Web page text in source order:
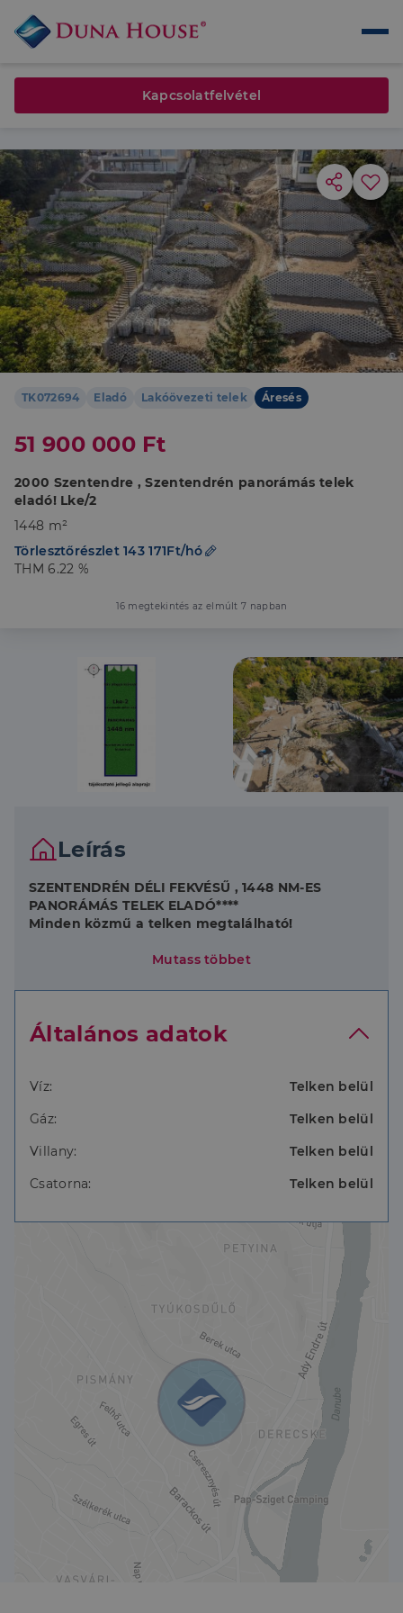
TK072694 Eladó Lakóövezeti telek Áresés
51 900 000 Ft
2000 Szentendre , Szentendrén panorámás telek
eladó! Lke/2
1448 m²
Törlesztőrészlet 143 171Ft/hó
THM 6.22 %
16 megtekintés az elmúlt 7 napban
Leírás
SZENTENDRÉN DÉLI FEKVÉSŰ , 1448 NM-ES
PANORÁMÁS TELEK ELADÓ****
Minden közmű a telken megtalálható!
Az eladó megcsinálta a földmunkák 80%-át.
A ház a telek felső részére tervezhető.
Kerítés van az utcafronton és a jobb oldali
Beépíthetőség 15%
Építési mód: szabadonálló
Keressen bizalommal!
Mutass többet
Általános adatok
Víz:
Telken belül
Gáz:
Telken belül
Villany:
Telken belül
Csatorna:
Telken belül
Kapcsolatfelvétel